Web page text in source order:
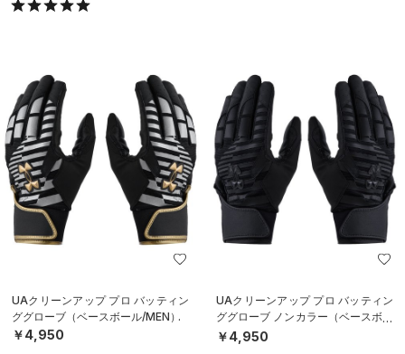
UAクリーンアップ プロ バッティン
ググローブ（ベースボール/MEN）
￥4,950
UAクリーンアップ プロ バッティン
ググローブ ノンカラー（ベースボー
ル/MEN）
￥4,950